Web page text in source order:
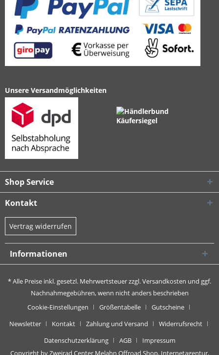
Unsere Versandmöglichkeiten
Shop Service
Kontakt
Vertrag widerrufen
Informationen
* Alle Preise inkl. gesetzl. Mehrwertsteuer zzgl.Versandkosten und ggf.
Nachnahmegebühren, wenn nicht anders beschrieben
Cookie-Einstellungen
Größentabelle
Gutscheine
Newsletter
Kontakt Zahlung und Versand
Widerrufsrecht
Datenschutzerklärung
AGB
Impressum
Copyright by Zweirad Center Melahn Offroad Shop, Internetagentur,